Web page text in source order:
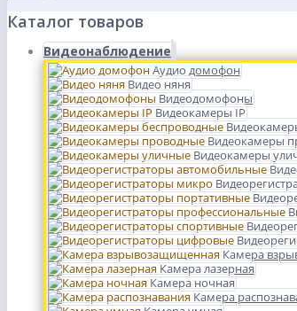
Каталог товаров
Видеонаблюдение
Аудио домофон
Видео няня
Видеодомофоны
Видеокамеры IP
Видеокамеры
Видеокамеры
Камера
Камера лазерная
Камера ночная
Камера